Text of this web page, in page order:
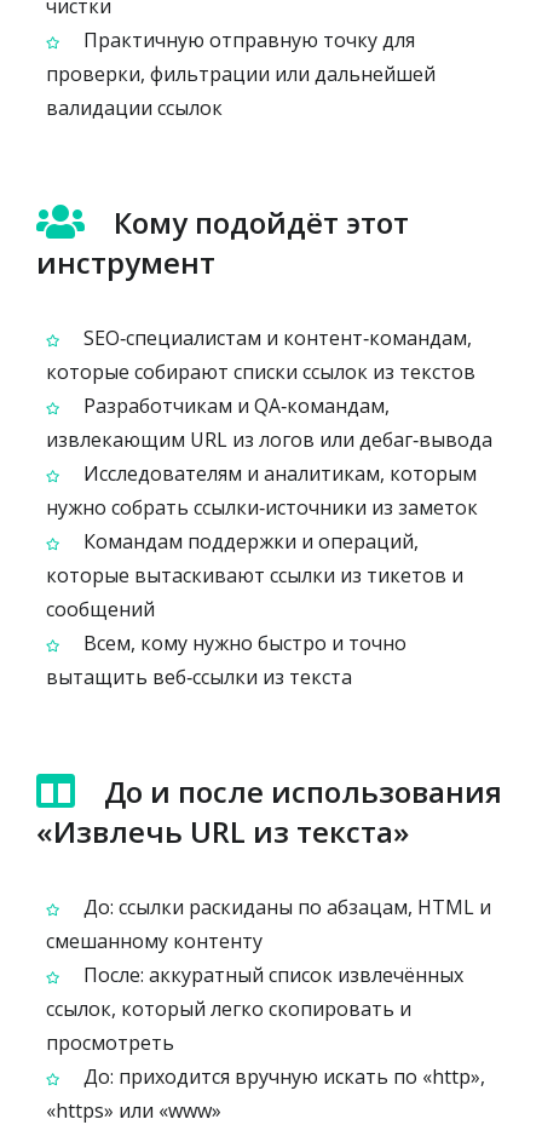
чистки
Практичную отправную точку для
проверки, фильтрации или дальнейшей
валидации ссылок
Кому подойдёт этот
инструмент
SEO‑специалистам и контент‑командам,
которые собирают списки ссылок из текстов
Разработчикам и QA‑командам,
извлекающим URL из логов или дебаг‑вывода
Исследователям и аналитикам, которым
нужно собрать ссылки‑источники из заметок
Командам поддержки и операций,
которые вытаскивают ссылки из тикетов и
сообщений
Всем, кому нужно быстро и точно
вытащить веб‑ссылки из текста
До и после использования
«Извлечь URL из текста»
До: ссылки раскиданы по абзацам, HTML и
смешанному контенту
После: аккуратный список извлечённых
ссылок, который легко скопировать и
просмотреть
До: приходится вручную искать по «http»,
«https» или «www»